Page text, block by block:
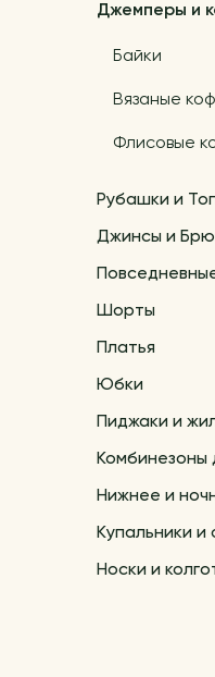
Джемперы и
Байки
Вязаные
Флисовые
Рубашки и
Джинсы и
Шорты
Платья
Юбки
Пиджаки и
Нижнее и
Купальники
Носки и